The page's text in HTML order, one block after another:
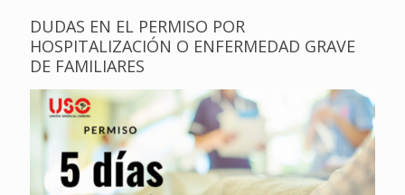
DUDAS EN EL PERMISO POR
HOSPITALIZACIÓN O ENFERMEDAD GRAVE
DE FAMILIARES